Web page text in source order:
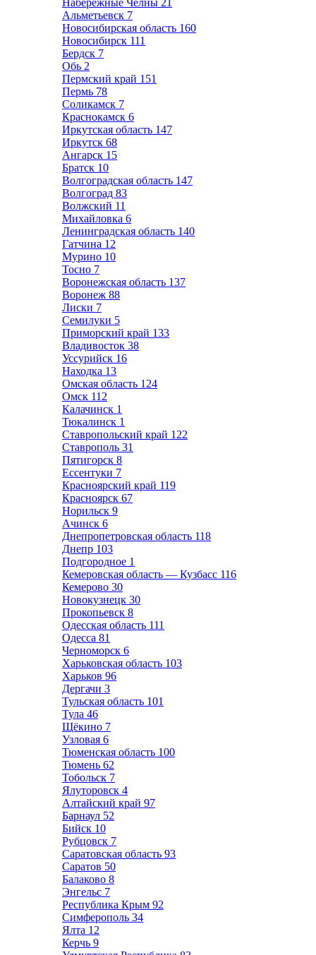
Набережные Челны 21
Альметьевск 7
Новосибирская область 160
Новосибирск 111
Бердск 7
Обь 2
Пермский край 151
Пермь 78
Соликамск 7
Краснокамск 6
Иркутская область 147
Иркутск 68
Ангарск 15
Братск 10
Волгоградская область 147
Волгоград 83
Волжский 11
Михайловка 6
Ленинградская область 140
Гатчина 12
Мурино 10
Тосно 7
Воронежская область 137
Воронеж 88
Лиски 7
Семилуки 5
Приморский край 133
Владивосток 38
Уссурийск 16
Находка 13
Омская область 124
Омск 112
Калачинск 1
Тюкалинск 1
Ставропольский край 122
Ставрополь 31
Пятигорск 8
Ессентуки 7
Красноярский край 119
Красноярск 67
Норильск 9
Ачинск 6
Днепропетровская область 118
Днепр 103
Подгородное 1
Кемеровская область — Кузбасс 116
Кемерово 30
Новокузнецк 30
Прокопьевск 8
Одесская область 111
Одесса 81
Черноморск 6
Харьковская область 103
Харьков 96
Дергачи 3
Тульская область 101
Тула 46
Щёкино 7
Узловая 6
Тюменская область 100
Тюмень 62
Тобольск 7
Ялуторовск 4
Алтайский край 97
Барнаул 52
Бийск 10
Рубцовск 7
Саратовская область 93
Саратов 50
Балаково 8
Энгельс 7
Республика Крым 92
Симферополь 34
Ялта 12
Керчь 9